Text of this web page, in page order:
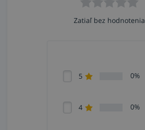
Zatiaľ bez hodnotenia
5 0%
4 0%